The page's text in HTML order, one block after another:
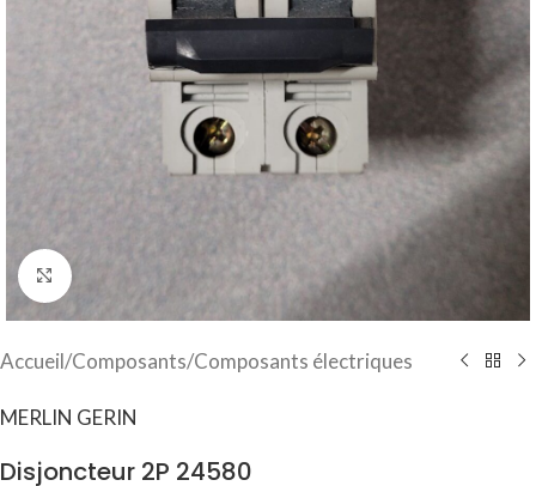
Click to enlarge
Accueil/Composants/Composants électriques
MERLIN GERIN
Disjoncteur 2P 24580